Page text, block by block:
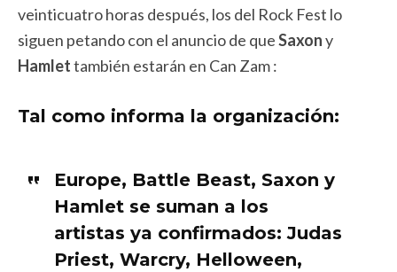
veinticuatro horas después, los del Rock Fest lo
siguen petando con el anuncio de queSaxony
Hamlettambién estarán en Can Zam :
Tal como informa la organización:
Europe, Battle Beast, Saxon y
Hamlet se suman a los
artistas ya confirmados: Judas
Priest, Warcry, Helloween,